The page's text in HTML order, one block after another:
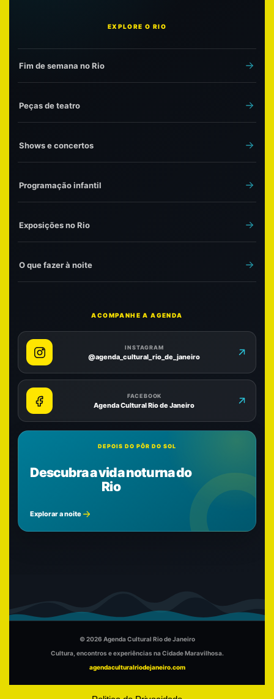
EXPLORE O RIO
Fim de semana no Rio
Peças de teatro
Shows e concertos
Programação infantil
Exposições no Rio
O que fazer à noite
ACOMPANHE A AGENDA
INSTAGRAM
@agenda_cultural_rio_de_janeiro
FACEBOOK
Agenda Cultural Rio de Janeiro
DEPOIS DO PÔR DO SOL
Descubra a vida noturna do
Rio
Explorar a noite
© 2026 Agenda Cultural Rio de Janeiro
Cultura, encontros e experiências na Cidade Maravilhosa.
agendaculturalriodejaneiro.com